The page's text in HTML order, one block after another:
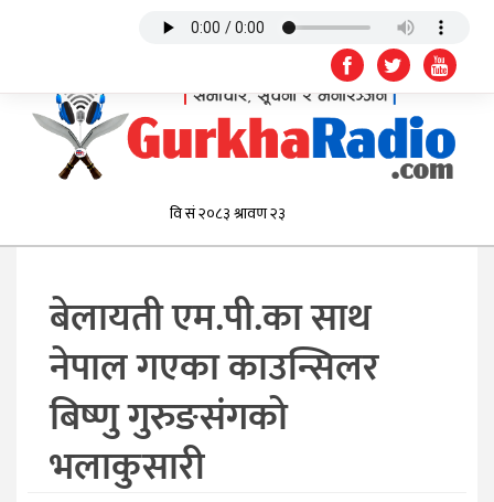
बेलायती एम.पी.का साथ
नेपाल गएका काउन्सिलर
बिष्णु गुरुङसंगको
भलाकुसारी